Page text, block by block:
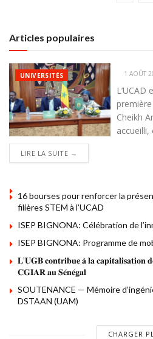
Articles populaires
UNIVERSITÉS 1 AOÛT
L’UCAD
Cheikh
accueilli,
LIRE LA SUITE →
16 bourses pour renforcer la
filières STEM à l’UCAD
ISEP BIGNONA: Célébration de
ISEP BIGNONA: Programme de
𝐋’𝐔𝐆𝐁 𝐜𝐨𝐧𝐭𝐫𝐢𝐛𝐮𝐞 𝐚̀ 𝐥𝐚 𝐜𝐚𝐩𝐢𝐭𝐚𝐥𝐢𝐬𝐚𝐭𝐢𝐨𝐧
𝐂𝐆𝐈𝐀𝐑 𝐚𝐮 𝐒𝐞́𝐧𝐞́𝐠𝐚𝐥
SOUTENANCE — Mémoire
DSTAAN (UAM)
CHARGER